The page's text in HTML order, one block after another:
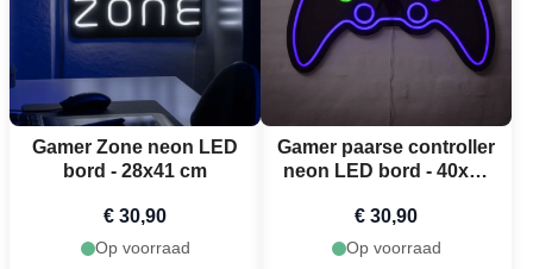
Gamer Zone neon LED
bord - 28x41 cm
€ 30,90
Op voorraad
Gamer paarse controller
neon LED bord - 40x60
€ 30,90
Op voorraad